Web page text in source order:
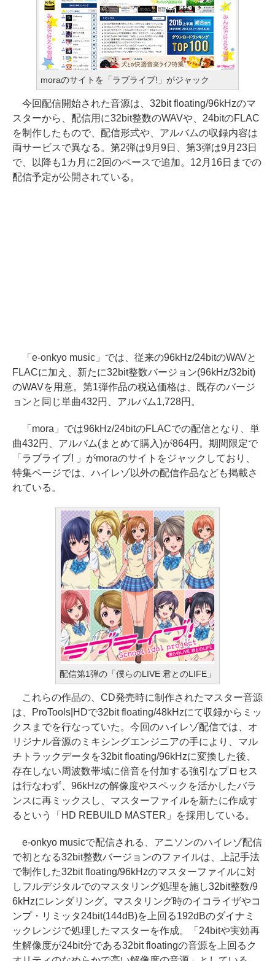
moraのサイトを「ラブライブ!」がジャック
今回配信開始された音源は、32bit floating/96kHzのマ
スターから、配信用に32bit整数のWAVや、24bitのFLAC
を制作したもので、配信形式や、アルバムの収録内容は
両サービスで異なる。第2弾は9月9日、第3弾は9月23日
で、以降も1カ月に2回のペースで追加。12月16日までの
配信予定が公開されている。
「e-onkyo music」では、従来の96kHz/24bitのWAVと
FLACに加え、新たに32bit整数バージョン(96kHz/32bit)
のWAVを用意。第1弾作品の税込価格は、既存のバージ
ョンと同じ単曲432円、アルバム1,728円。
「mora」では96kHz/24bitのFLACでの配信となり、単
曲432円、アルバム(まとめて購入)が864円。期間限定で
「ラブライブ! 」がmoraのサイトをジャックしており、
特集ページでは、ハイレゾ以外の配信作品なども掲載さ
れている。
配信第1弾の「僕らのLIVE 君とのLIFE」
これらの作品の、CD発売時に制作されたマスター音源
は、ProTools|HDで32bit floating/48kHzにて収録からミッ
クスまでを行なっていた。今回のハイレゾ配信では、オ
リジナル音源のミキシングエンジニアの手により、マル
チトラックデータを32bit floating/96kHzに変換した後、
存在しない周波数帯域に倍音を付加する強引なプロセス
は行なわず、96kHzの解像度やスペックを活かしたバラ
ンスに再ミックスし、マスターファイルを新たに作成す
るという「HD REBUILD MASTER」を採用している。
e-onkyo musicで配信される、アニソンのハイレゾ配信
で初となる32bit整数バージョンのファイルは、上記手法
で制作した32bit floating/96kHzのマスターファイルに対
しフルデジタルでのマスタリング処理を施し32bit整数/9
6kHzにレンダリング。マスタリング時のイコライザやコ
ンプ・リミッタ24bit(144dB)を上回る192dBのダイナミ
ックレンジで処理したマスターを作成。「24bitや実効再
生解像度が24bit分である32bit floatingの音源を上回るク